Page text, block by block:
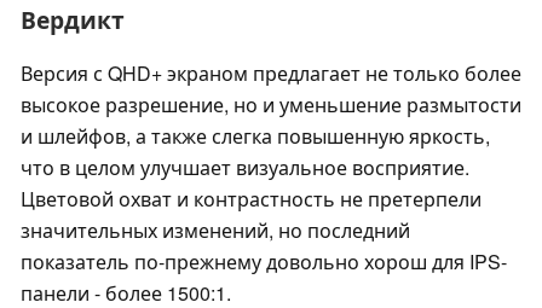
Вердикт
Версия с QHD+ экраном предлагает не только более
высокое разрешение, но и уменьшение размытости
и шлейфов, а также слегка повышенную яркость,
что в целом улучшает визуальное восприятие.
Цветовой охват и контрастность не претерпели
значительных изменений, но последний
показатель по-прежнему довольно хорош для IPS-
панели - более 1500:1.